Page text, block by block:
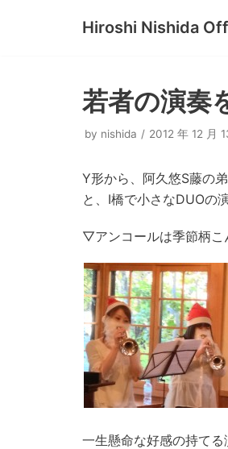
Hiroshi Nishida
若者の演奏
by nishida 2012 年 12 月
Y形から、阿久悠S藤の
と、I橋で小さなDUOの
▽アンコールは季節柄こ
一生懸命な好感の持て